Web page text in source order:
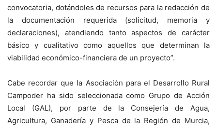
convocatoria, dotándoles de recursos para la redacción de
la documentación requerida (solicitud, memoria y
declaraciones), atendiendo tanto aspectos de carácter
básico y cualitativo como aquellos que determinan la
viabilidad económico-financiera de un proyecto”.
Cabe recordar que la Asociación para el Desarrollo Rural
Campoder ha sido seleccionada como Grupo de Acción
Local (GAL), por parte de la Consejería de Agua,
Agricultura, Ganadería y Pesca de la Región de Murcia,